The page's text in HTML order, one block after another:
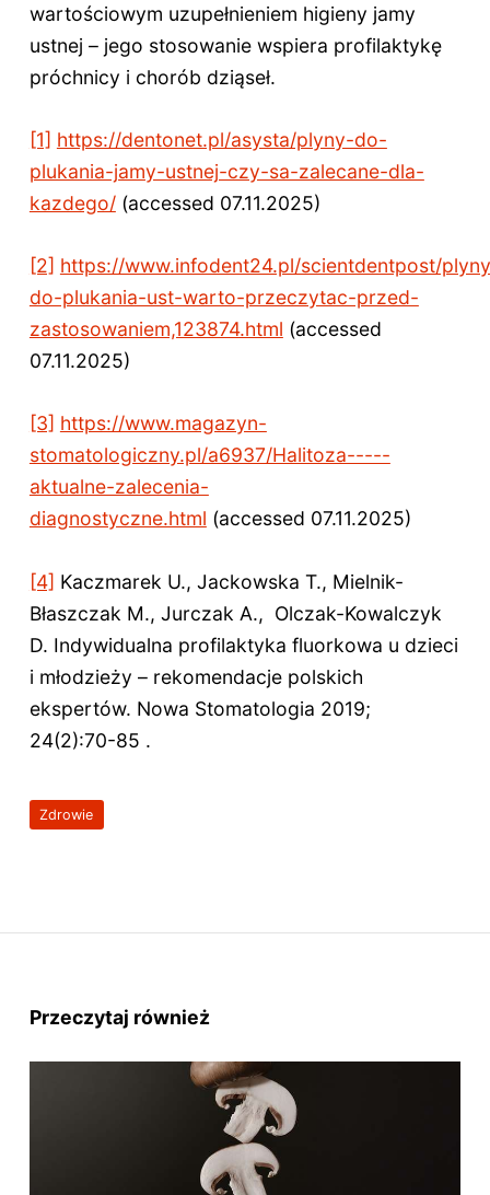
wartościowym uzupełnieniem higieny jamy
ustnej – jego stosowanie wspiera profilaktykę
próchnicy i chorób dziąseł.
[1] https://dentonet.pl/asysta/plyny-do-
plukania-jamy-ustnej-czy-sa-zalecane-dla-
kazdego/(accessed 07.11.2025)
[2] https://www.infodent24.pl/scientdentpost/
do-plukania-ust-warto-przeczytac-przed-
zastosowaniem,123874.html (accessed
07.11.2025)
[3] https://www.magazyn-
stomatologiczny.pl/a6937/Halitoza-----
aktualne-zalecenia-
diagnostyczne.html (accessed 07.11.2025)
[4] Kaczmarek U., Jackowska T., Mielnik-
Błaszczak M., Jurczak A., Olczak-Kowalczyk
D. Indywidualna profilaktyka fluorkowa u dzieci
i młodzieży – rekomendacje polskich
ekspertów. Nowa Stomatologia 2019;
24(2):70-85 .
Zdrowie
Przeczytaj również